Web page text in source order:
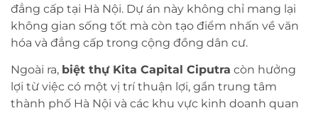
đẳng cấp tại Hà Nội. Dự án này không chỉ mang lại
không gian sống tốt mà còn tạo điểm nhấn về văn
hóa và đẳng cấp trong cộng đồng dân cư.
Ngoài ra, biệt thự Kita Capital Ciputra còn hưởng
lợi từ việc có một vị trí thuận lợi, gần trung tâm
thành phố Hà Nội và các khu vực kinh doanh quan